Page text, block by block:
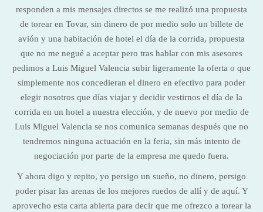
responden a mis mensajes directos se me realizó una propuesta
de torear en Tovar, sin dinero de por medio solo un billete de
avión y una habitación de hotel el día de la corrida, propuesta
que no me negué a aceptar pero tras hablar con mis asesores
pedimos a Luis Miguel Valencia subir ligeramente la oferta o que
simplemente nos concedieran el dinero en efectivo para poder
elegir nosotros que días viajar y decidir vestirnos el día de la
corrida en un hotel a nuestra elección, y de nuevo por medio de
Luis Miguel Valencia se nos comunica semanas después que no
tendremos ninguna actuación en la feria, sin más intento de
negociación por parte de la empresa me quedo fuera.
Y ahora digo y repito, yo persigo un sueño, no dinero, persigo
poder pisar las arenas de los mejores ruedos de allí y de aquí. Y
aprovecho esta carta abierta para decir que me ofrezco a torear la